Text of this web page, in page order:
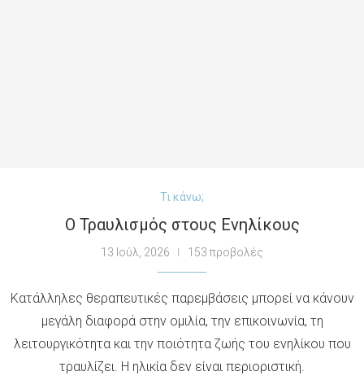
Τι κάνω;
Ο Τραυλισμός στους Ενηλίκους
13 Ιούλ, 2026 153 προβολές
Κατάλληλες θεραπευτικές παρεμβάσεις μπορεί να κάνουν
μεγάλη διαφορά στην ομιλία, την επικοινωνία, τη
λειτουργικότητα και την ποιότητα ζωής του ενηλίκου που
τραυλίζει. Η ηλικία δεν είναι περιοριστική.